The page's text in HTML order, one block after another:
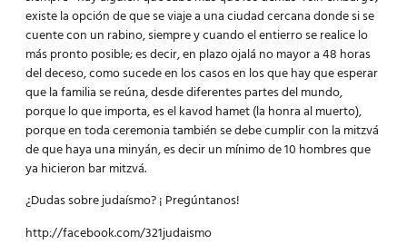
existe la opción de que se viaje a una ciudad cercana donde si se
cuente con un rabino, siempre y cuando el entierro se realice lo
más pronto posible; es decir, en plazo ojalá no mayor a 48 horas
del deceso, como sucede en los casos en los que hay que esperar
que la familia se reúna, desde diferentes partes del mundo,
porque lo que importa, es el kavod hamet (la honra al muerto),
porque en toda ceremonia también se debe cumplir con la mitzvá
de que haya una minyán, es decir un mínimo de 10 hombres que
ya hicieron bar mitzvá.
¿Dudas sobre judaísmo? ¡ Pregúntanos!
http://facebook.com/321judaismo